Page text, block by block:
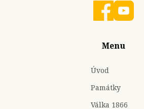
Menu
Úvod
Památky
Válka 1866